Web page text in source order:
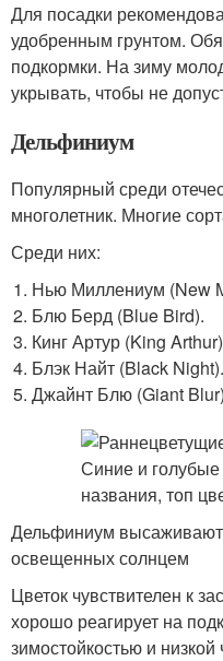
Для посадки
удобренным грунтом.
подкормки. На зиму
укрывать, чтобы не
Дельфиниум
Популярный среди
многолетник. Многие
Среди них:
Нью Миллениум (New
Блю Берд (Blue Bird).
Кинг Артур (King
Блэк Найт (Black Night).
Джайнт Блю (Giant
Дельфиниум высаживают
освещенных солнцем
Цветок чувствителен к
хорошо реагирует на
зимостойкостью и низкой